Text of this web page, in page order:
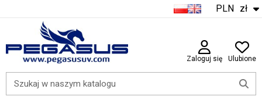
zł
PLN
Zaloguj się Ulubione